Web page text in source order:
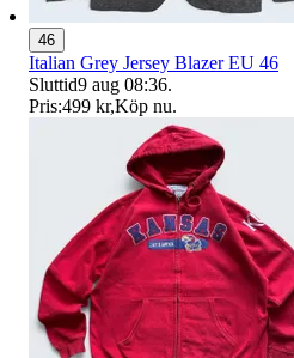
46
Italian Grey Jersey Blazer EU 46
Sluttid9 aug 08:36.
Pris:499 kr,Köp nu.